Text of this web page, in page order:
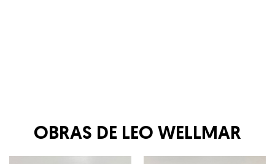
OBRAS DE LEO WELLMAR